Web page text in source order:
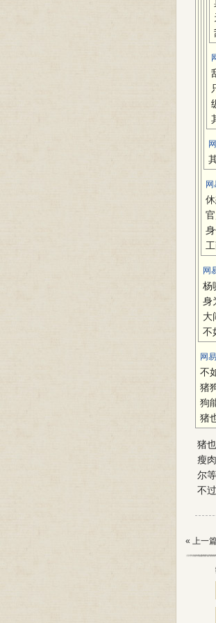
网
杨
身
大
不
网
不
猪
狗
猪
猪
瘦
尔
不
« 上一